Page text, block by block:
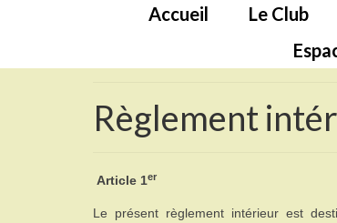
Accueil Le Club
Règlement
Article 1er
Le présent règlement intérieur est